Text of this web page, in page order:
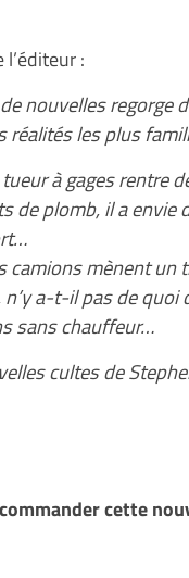
:
nouvelles regorge
réalités les plus
à gages rentre
de plomb, il a envie
camions mènent un
a-t-il pas de quoi
sans chauffeur…
cultes de
cette